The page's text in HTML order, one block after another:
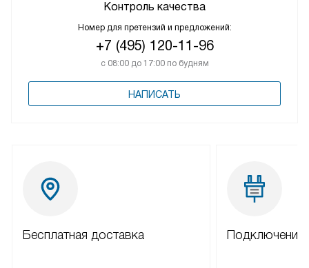
Контроль качества
Номер для претензий и предложений:
+7 (495) 120-11-96
с 08:00 до 17:00 по будням
НАПИСАТЬ
Бесплатная доставка Подключение